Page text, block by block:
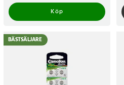
Köp
BÄSTSÄLJARE